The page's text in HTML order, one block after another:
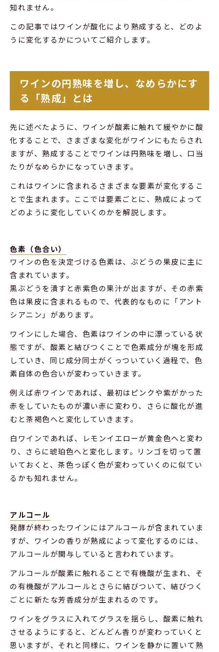
知れません。
この記事ではワインが酸化により熟成すると、どのよ
うに変化するかについてご紹介します。
ワインの円熟味を増し、なめらかにす
る「熟成」とは
先に述べたように、ワインが酸素に触れて緩やかに酸
化することで、さまざまな変化がワインにもたらされ
ますが、熟成することでワインは円熟味を増し、口当
たりがなめらかになっていきます。
これはワインに含まれるさまざまな要素が変化するこ
とで生まれます。ここでは要素ごとに、熟成によって
どのように変化していくのかを解説します。
色素（色合い）
ワインの色を決定づける色素は、ぶどうの果皮に主に
含まれています。
黒ぶどうを潰すと赤紫色の果汁が出ますが、その赤紫
色は果皮に含まれるもので、代表的なものに「アント
シアニン」があります。
ワインにした場合、色素はワインの中に漂っている状
態ですが、酸素と結びつくことで色素成分が塊を形成
していき、同じ成分同士がくっついていく過程で、色
素自体の色合いが変わっていきます。
例えば赤ワインであれば、最初はピンクや紫がかった
赤をしていたものが濃い赤に変わり、さらに酸化が進
むと茶褐色へと変化していきます。
白ワインであれば、レモンイエローが黄金色へと変わ
り、さらに琥珀色へと変化します。リンゴを切って置
いておくと、茶色っぽく色が変わっていくのに似てい
るかも知れません。
アルコール
発酵が終わったワインにはアルコールが含まれていま
すが、ワインの香りが熟成によって変化するのには、
アルコールが関与していると言われています。
アルコールが酸素に触れることで有機酸が生まれ、そ
の有機酸がアルコールとさらに結びついて、結びつく
ごとに新たな芳香成分が生まれるのです。
ワインをグラスに入れてグラスを揺らし、酸素に触れ
させるようにすると、どんどん香りが変わっていくと
思いますが、それと同様に、ワインを静かに置いて熟